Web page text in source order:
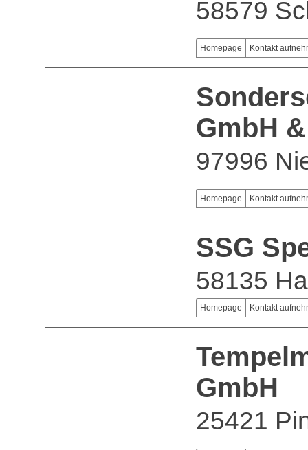
58579
Homepage Kontakt
GmbH
97996
Homepage Kontakt
SSG
58135
Homepage Kontakt
GmbH
25421